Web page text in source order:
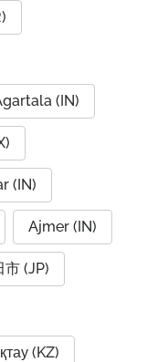
(IN)
(IN)
Ajmer (IN)
(JP)
(KZ)